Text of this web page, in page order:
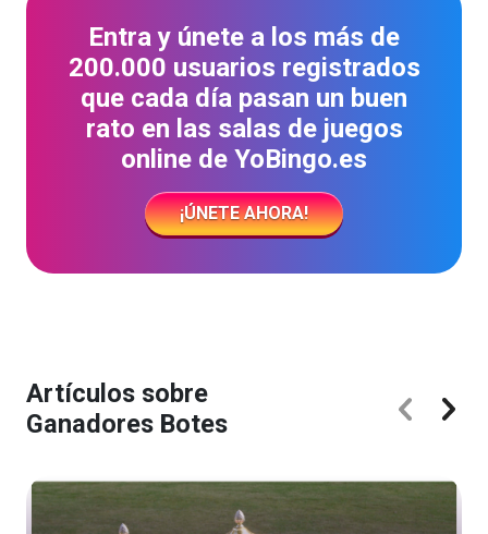
Entra y únete a los más de
200.000 usuarios registrados
que cada día pasan un buen
rato en las salas de juegos
online de YoBingo.es
¡ÚNETE AHORA!
Artículos sobre
Ganadores Botes